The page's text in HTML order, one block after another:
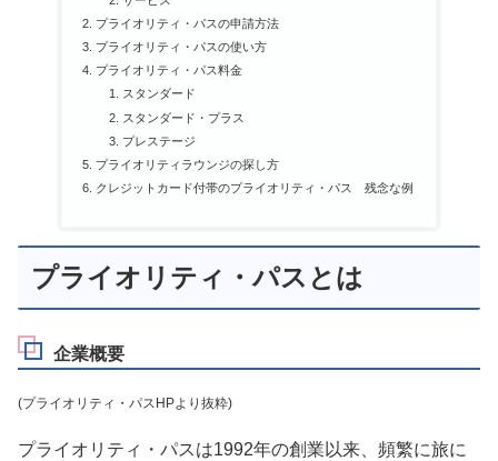
プライオリティ・パスの申請方法
プライオリティ・パスの使い方
プライオリティ・パス料金
スタンダード
スタンダード・プラス
プレステージ
プライオリティラウンジの探し方
クレジットカード付帯のプライオリティ・パス 残念な例
プライオリティ・パスとは
企業概要
(プライオリティ・パスHPより抜粋)
プライオリティ・パスは1992年の創業以来、頻繁に旅に